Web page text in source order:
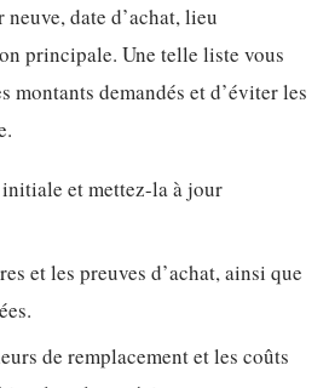
date d’achat, lieu
principale. Une telle liste vous
montants demandés et d’éviter les
et mettez-la à jour
et les preuves d’achat, ainsi que
de remplacement et les coûts